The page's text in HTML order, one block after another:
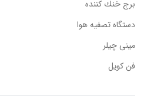
برج خنك كننده
دستگاه تصفيه هوا
مینی چیلر
فن کویل